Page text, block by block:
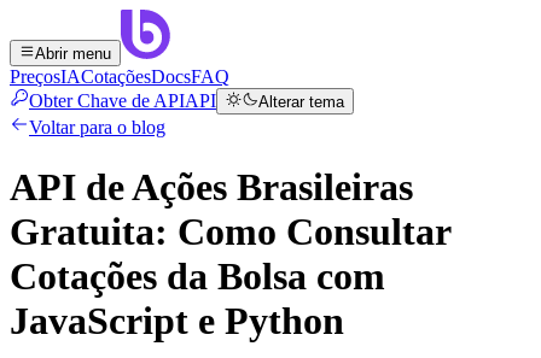
Abrir menu
PreçosIACotaçõesDocsFAQ
Obter Chave de APIAPI Alterar tema
Voltar para o blog
API de Ações Brasileiras
Gratuita: Como Consultar
Cotações da Bolsa com
JavaScript e Python